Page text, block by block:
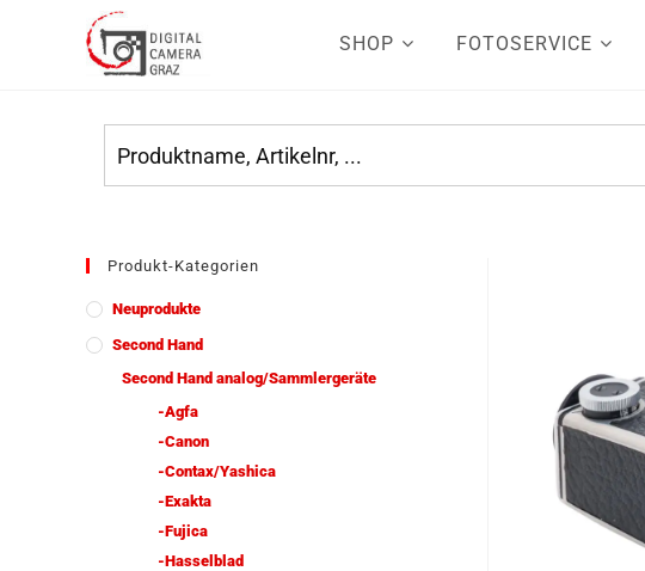
SHOP FOTOSERVICE
Produkt-Kategorien
Neuprodukte
Second Hand
Second Hand analog/Sammlergeräte
-Agfa
-Canon
-Contax/Yashica
-Exakta
-Fujica
-Hasselblad